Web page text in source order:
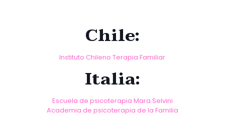
Chile:
Instituto Chileno Terapia Familiar
Italia:
Escuela de psicoterapia Mara Selvini
Academia de psicoterapia de la Familia